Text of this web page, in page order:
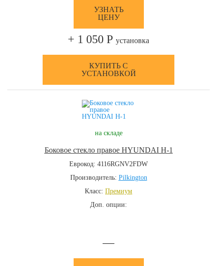
УЗНАТЬ
ЦЕНУ
+ 1 050 Р установка
КУПИТЬ С
УСТАНОВКОЙ
на складе
Боковое стекло правое HYUNDAI H-1
Еврокод: 4116RGNV2FDW
Производитель: Pilkington
Класс: Премиум
Доп. опции:
—